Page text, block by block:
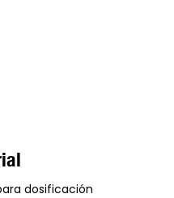
dosificación